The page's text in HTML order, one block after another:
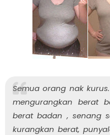
Semua orang nak
mengurangkan berat
berat badan , senang
kurangkan berat,